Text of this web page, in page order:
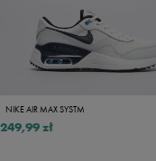
NIKE AIR MAX SYSTM
249,99 zł